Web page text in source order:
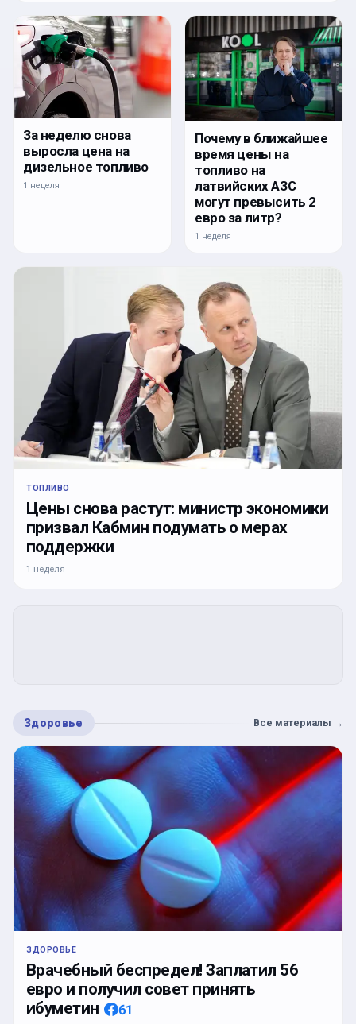
За неделю снова
выросла цена на
дизельное топливо
1 неделя
Почему в ближайшее
время цены на
топливо на
латвийских АЗС
могут превысить 2
евро за литр?
1 неделя
ТОПЛИВО
Цены снова растут: министр экономики
призвал Кабмин подумать о мерах
поддержки
1 неделя
Здоровье Все материалы →
ЗДОРОВЬЕ
Врачебный беспредел! Заплатил 56
евро и получил совет принять
ибуметин
61